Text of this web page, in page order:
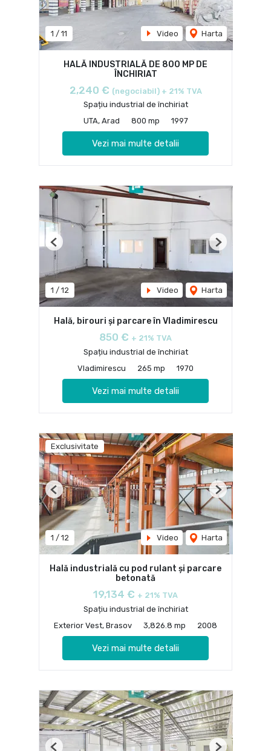
1 / 11 Video Harta
HALĂ INDUSTRIALĂ DE 800 MP DE
ÎNCHIRIAT
2,240 € (negociabil) + 21% TVA
Spațiu industrial de închiriat
UTA, Arad
800 mp 1997
Vezi mai multe detalii
1 / 12 Video Harta
Previous Next
Hală, birouri și parcare în Vladimirescu
850 € + 21% TVA
Spațiu industrial de închiriat
Vladimirescu
265 mp 1970
Vezi mai multe detalii
Exclusivitate
1 / 12 Video Harta
Previous Next
Hală industrială cu pod rulant și parcare
betonată
19,134 € + 21% TVA
Spațiu industrial de închiriat
Exterior Vest, Brasov
3,826.8 mp 2008
Vezi mai multe detalii